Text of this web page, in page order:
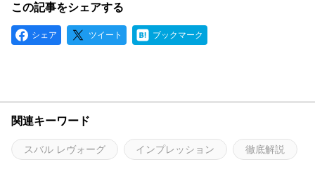
この記事をシェアする
シェア ツイート ブックマーク
関連キーワード
スバル レヴォーグ インプレッション 徹底解説